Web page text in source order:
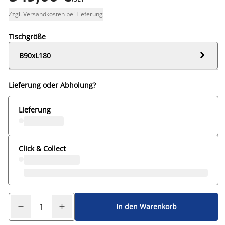
Zzgl. Versandkosten bei Lieferung
Tischgröße
B90xL180

Lieferung oder Abholung?
Lieferung
Click & Collect
In den Warenkorb